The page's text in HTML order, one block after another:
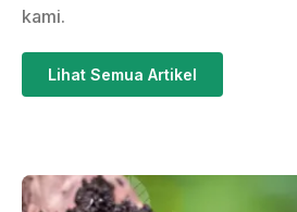
kami.
Lihat Semua Artikel